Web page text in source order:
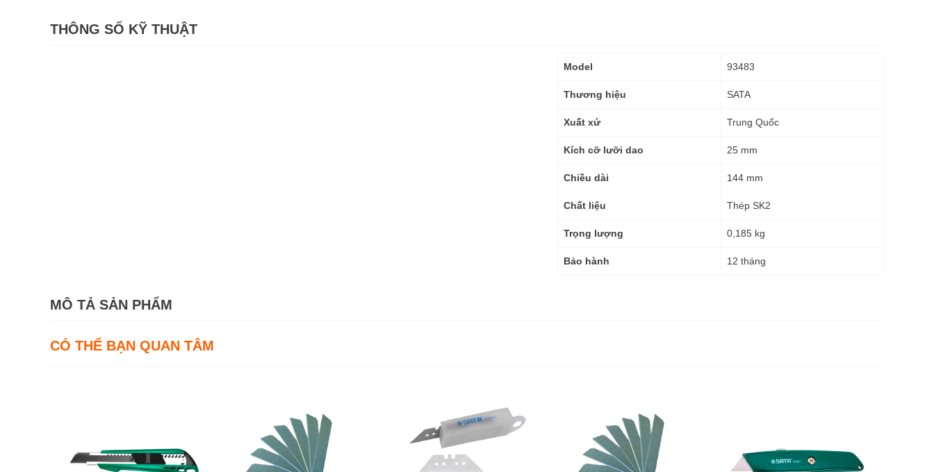
THÔNG SỐ KỸ THUẬT
Thông
kỹ
Model 93483
Thương hiệu SATA
Xuất xứ Trung Quốc
Kích cỡ lưỡi dao 25 mm
Chiều dài 144 mm
Chất liệu Thép SK2
Trọng lượng 0,185 kg
Bảo hành 12 tháng
MÔ TẢ SẢN PHẨM
CÓ THỂ BẠN QUAN TÂM